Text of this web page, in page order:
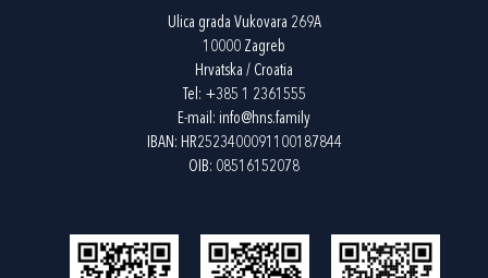
Ulica grada Vukovara 269A
10000 Zagreb
Hrvatska / Croatia
Tel: +385 1 2361555
E-mail: info@hns.family
IBAN: HR2523400091100187844
OIB: 08516152078